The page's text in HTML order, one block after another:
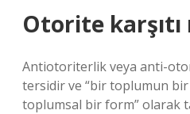
Otorite karşıtı
Antiotoriterlik veya anti-
tersidir ve “bir toplumun
toplumsal bir form” olarak